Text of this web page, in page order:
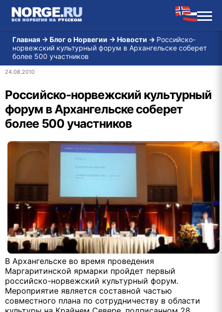
Главная → Блог о Норвегии → Новости → Российско-
норвежский культурный форум в Архангельске соберет
более 500 участников
24.08.2010
Российско-норвежский культурный
форум в Архангельске соберет
более 500 участников
В Архангельске во время проведения
Маргаритинской ярмарки пройдет первый
российско-норвежский культурный форум.
Мероприятие является составной частью
совместного плана по сотрудничеству в области